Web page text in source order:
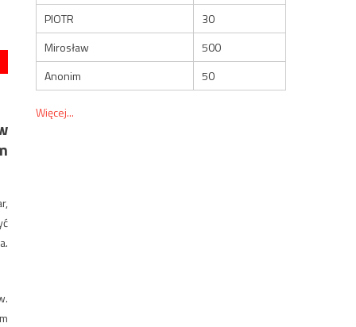
PIOTR
30
Mirosław
500
Anonim
50
Więcej...